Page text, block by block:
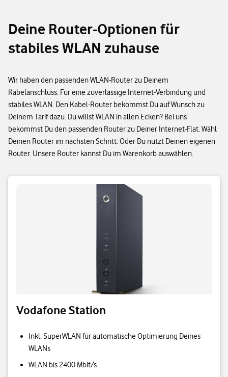
Deine Router-Optionen für
stabiles WLAN zuhause
Wir haben den passenden WLAN-Router zu Deinem
Kabelanschluss. Für eine zuverlässige Internet-Verbindung und
stabiles WLAN. Den Kabel-Router bekommst Du auf Wunsch zu
Deinem Tarif dazu. Du willst WLAN in allen Ecken? Bei uns
bekommst Du den passenden Router zu Deiner Internet-Flat. Wähl
Deinen Router im nächsten Schritt. Oder Du nutzt Deinen eigenen
Router. Unsere Router kannst Du im Warenkorb auswählen.
Vodafone Station
Inkl. SuperWLAN für automatische Optimierung Deines
WLANs
WLAN bis 2400 Mbit/s